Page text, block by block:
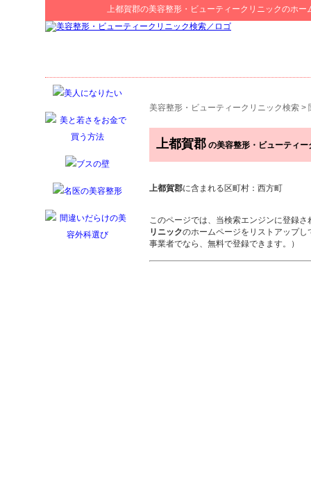
上都賀郡の美容整形・ビューティークリニックのホー
美容整形・ビューティークリニック検索 >
上都賀郡 の美容整形・ビューティー
上都賀郡に含まれる区町村：西方町
このページでは、当検索エンジンに登録さ
リニックのホームページをリストアップ
事業者でなら、無料で登録できます。）